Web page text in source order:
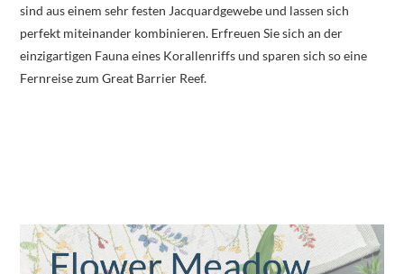
sind aus einem sehr festen Jacquardgewebe und lassen sich
perfekt miteinander kombinieren. Erfreuen Sie sich an der
einzigartigen Fauna eines Korallenriffs und sparen sich so eine
Fernreise zum Great Barrier Reef.